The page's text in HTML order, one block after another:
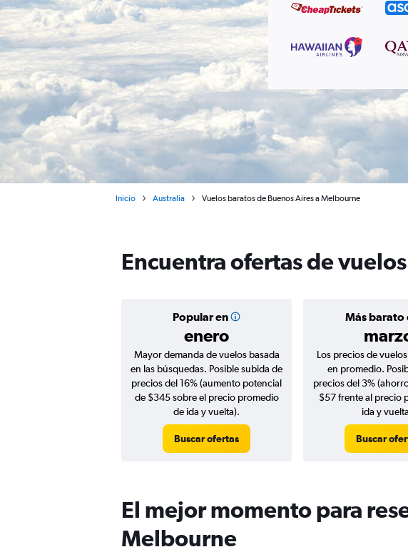
Inicio Australia Vuelos baratos de Buenos Aires a Melbourne
Encuentra ofertas de
Popular en
enero
Más barato
Mayor demanda de vuelos basada
en las búsquedas. Posible subida de
precios del 16% (aumento potencial
de $345 sobre el precio promedio
de ida y vuelta).
Buscar ofertas
Los precios de
en promedio.
precios del 3%
$57 frente al precio
ida y
Buscar
El mejor momento para
Melbourne